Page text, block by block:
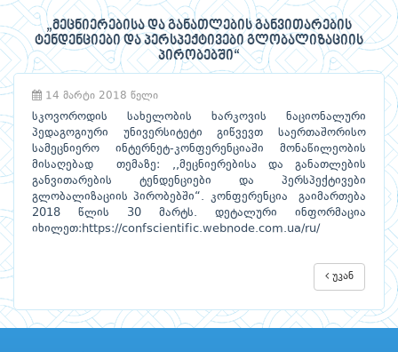
„მეცნიერებისა და განათლების განვითარების
ტენდენციები და პერსპექტივები გლობალიზაციის
პირობებში“
14 მარტი 2018 წელი
სკოვოროდის სახელობის ხარკოვის ნაციონალური
პედაგოგიური უნივერსიტეტი გიწვევთ საერთაშორისო
სამეცნიერო ინტერნეტ-კონფერენციაში მონაწილეობის
მისაღებად თემაზე: ,,მეცნიერებისა და განათლების
განვითარების ტენდენციები და პერსპექტივები
გლობალიზაციის პირობებში“. კონფერენცია გაიმართება
2018 წლის 30 მარტს. დეტალური ინფორმაცია
იხილეთ: https://confscientific.webnode.com.ua/ru/
უკან